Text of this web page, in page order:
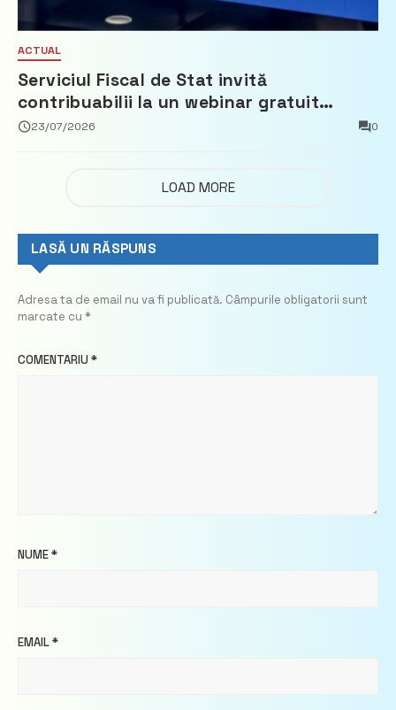
ACTUAL
Serviciul Fiscal de Stat invită
contribuabilii la un webinar gratuit
privind calculul impozitului pe bunurile
23/07/2026 0
LOAD MORE
LASĂ UN RĂSPUNS
Adresa ta de email nu va fi publicată. Câmpurile obligatorii sunt
marcate cu *
COMENTARIU *
NUME*
EMAIL*